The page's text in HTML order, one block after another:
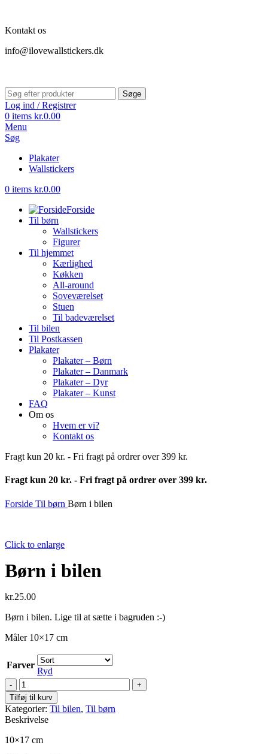
Kontakt os
info@ilovewallstickers.dk
Søge
Log ind / Registrer
0 items kr.0.00
Menu
Søg
Plakater
Wallstickers
0 items kr.0.00
Forside
Til børn
Wallstickers
Figurer
Til hjemmet
Kærlighed
Køkken
All-around
Soveværelset
Stuen
Til badeværelset
Til bilen
Til Postkassen
Plakater
Plakater – Børn
Plakater – Danmark
Plakater – Dyr
Plakater – Kunst
FAQ
Om os
Hvem er vi?
Kontakt os
Fragt kun 20 kr. - Fri fragt på ordrer over 399 kr.
Fragt kun 20 kr. - Fri fragt på ordrer over 399 kr.
Forside Til børn Børn i bilen
Click to enlarge
Børn i bilen
kr.25.00
Børn i bilen. Lige til at sætte i bagruden :-)
Måler 10×17 cm
Farver
Ryd
Børn
i
bilen
antal
Tilføj til kurv
Kategorier: Til bilen, Til børn
Beskrivelse
10×17 cm